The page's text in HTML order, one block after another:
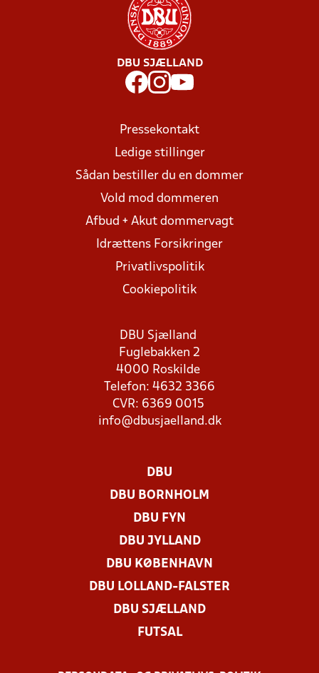
DBU SJÆLLAND
Pressekontakt
Ledige stillinger
Sådan bestiller du en dommer
Vold mod dommeren
Afbud + Akut dommervagt
Idrættens Forsikringer
Privatlivspolitik
Cookiepolitik
DBU Sjælland
Fuglebakken 2
4000 Roskilde
Telefon: 4632 3366
CVR: 6369 0015
info@dbusjaelland.dk
DBU
DBU BORNHOLM
DBU FYN
DBU JYLLAND
DBU KØBENHAVN
DBU LOLLAND-FALSTER
DBU SJÆLLAND
FUTSAL